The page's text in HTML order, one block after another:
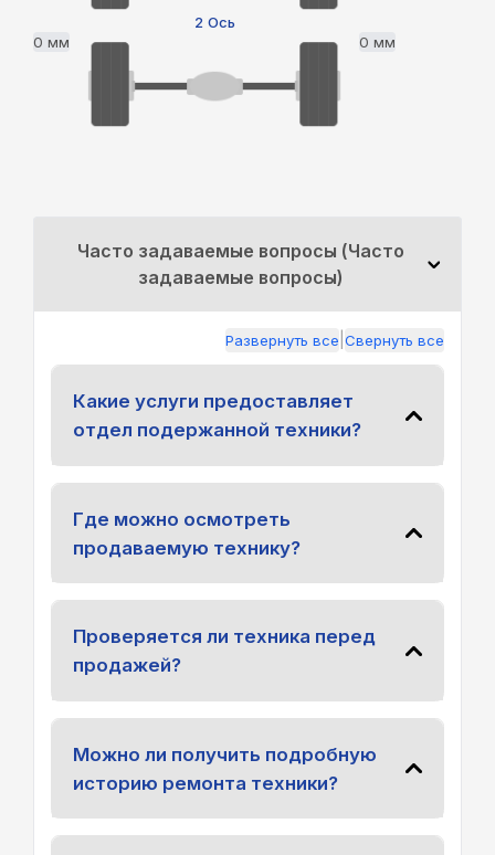
2 Ось
0 мм
0 мм
Часто задаваемые вопросы (Часто
задаваемые вопросы)
Развернуть все Свернуть все
Какие услуги предоставляет
отдел подержанной техники?
Где можно осмотреть
продаваемую технику?
Проверяется ли техника перед
продажей?
Можно ли получить подробную
историю ремонта техники?